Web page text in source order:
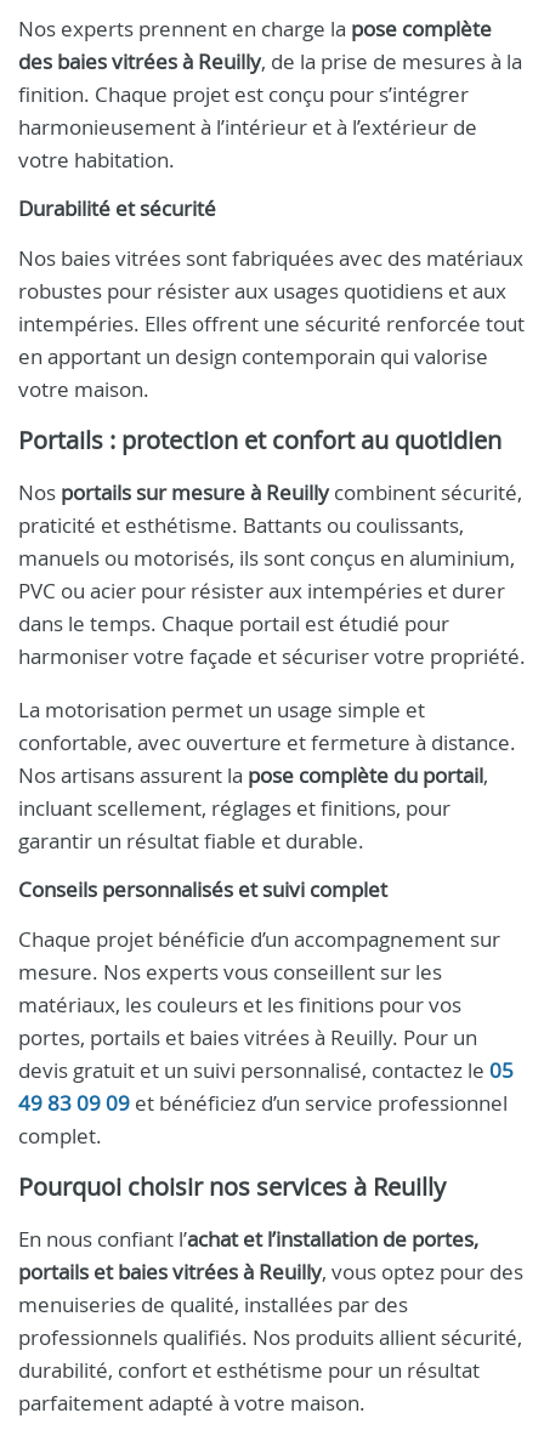
Nos experts prennent en charge la pose complète
des baies vitrées à Reuilly, de la prise de mesures à la
finition. Chaque projet est conçu pour s’intégrer
harmonieusement à l’intérieur et à l’extérieur de
votre habitation.
Durabilité et sécurité
Nos baies vitrées sont fabriquées avec des matériaux
robustes pour résister aux usages quotidiens et aux
intempéries. Elles offrent une sécurité renforcée tout
en apportant un design contemporain qui valorise
votre maison.
Portails : protection et confort au quotidien
Nos portails sur mesure à Reuillycombinent sécurité,
praticité et esthétisme. Battants ou coulissants,
manuels ou motorisés, ils sont conçus en aluminium,
PVC ou acier pour résister aux intempéries et durer
dans le temps. Chaque portail est étudié pour
harmoniser votre façade et sécuriser votre propriété.
La motorisation permet un usage simple et
confortable, avec ouverture et fermeture à distance.
Nos artisans assurent la pose complète du portail,
incluant scellement, réglages et finitions, pour
garantir un résultat fiable et durable.
Conseils personnalisés et suivi complet
Chaque projet bénéficie d’un accompagnement sur
mesure. Nos experts vous conseillent sur les
matériaux, les couleurs et les finitions pour vos
portes, portails et baies vitrées à Reuilly. Pour un
devis gratuit et un suivi personnalisé, contactez le 05
49 83 09 09 et bénéficiez d’un service professionnel
complet.
Pourquoi choisir nos services à Reuilly
En nous confiant l’achat et l’installation de portes,
portails et baies vitrées à Reuilly, vous optez pour des
menuiseries de qualité, installées par des
professionnels qualifiés. Nos produits allient sécurité,
durabilité, confort et esthétisme pour un résultat
parfaitement adapté à votre maison.